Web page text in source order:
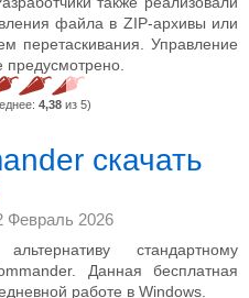
файла в ZIP-архивы или
перетаскивания. Управление
предусмотрено.
4,38 из 5)
скачать
Февраль 2026
стандартному
Данная бесплатная
работе в Windows.